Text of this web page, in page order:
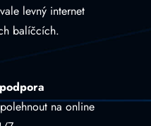
levný internet
balíčcích.
na online